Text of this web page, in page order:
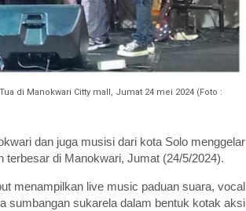
di Manokwari Citty mall, Jumat 24 mei 2024 (Foto :
dan juga musisi dari kota Solo menggelar
terbesar di Manokwari, Jumat (24/5/2024).
menampilkan live music paduan suara, vocal
sumbangan sukarela dalam bentuk kotak aksi